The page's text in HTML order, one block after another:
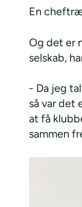
En
Og det er
selskab,
- Da jeg
så var det
at få
sammen